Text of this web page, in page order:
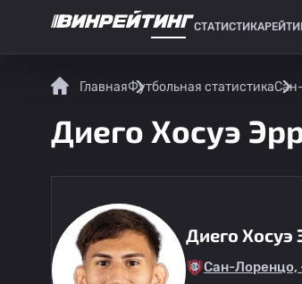
СТАТИСТИКА
ГлавнаяФутбольная статистика
Диего Хосуэ
Диего Хосуэ
Сан-Лоренцо,